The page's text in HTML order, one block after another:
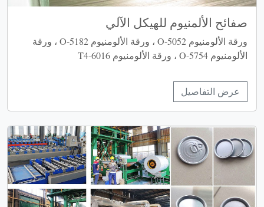
صفائح الألمنيوم للهيكل الآلي
ورقة الألومنيوم 5052-O ، ورقة الألومنيوم 5182-O ، ورقة
الألومنيوم 5754-O ، ورقة الألومنيوم 6016-T4
عرض التفاصيل